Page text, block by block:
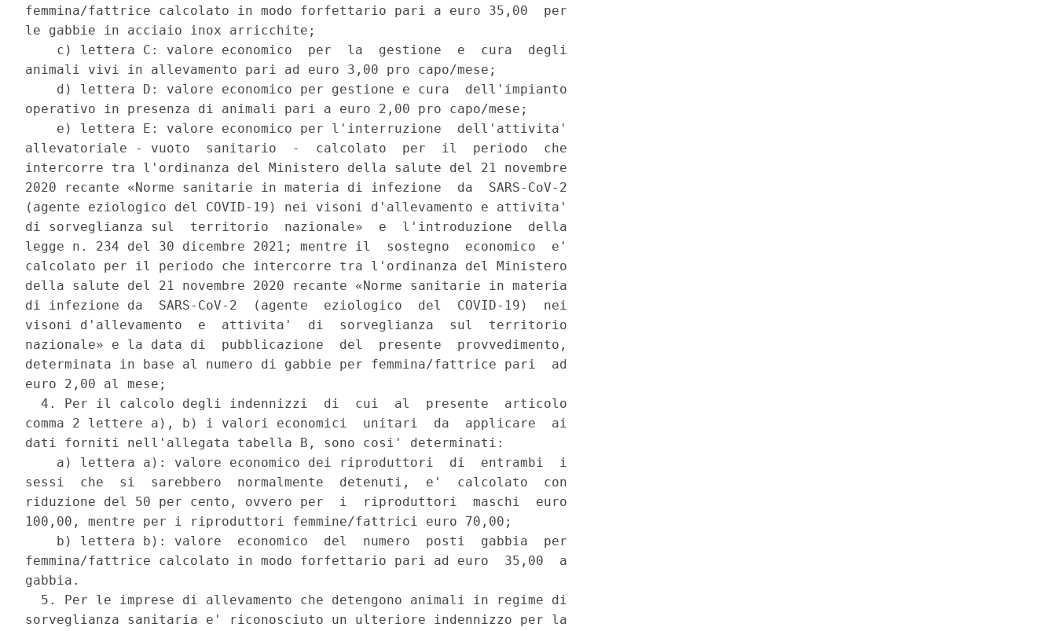
femmina/fattrice calcolato in modo forfettario pari a euro 35,00  per
le gabbie in acciaio inox arricchite;
    c) lettera C: valore economico  per  la  gestione  e  cura  degli
animali vivi in allevamento pari ad euro 3,00 pro capo/mese;
    d) lettera D: valore economico per gestione e cura  dell'impianto
operativo in presenza di animali pari a euro 2,00 pro capo/mese;
    e) lettera E: valore economico per l'interruzione  dell'attivita'
allevatoriale - vuoto  sanitario  -  calcolato  per  il  periodo  che
intercorre tra l'ordinanza del Ministero della salute del 21 novembre
2020 recante «Norme sanitarie in materia di infezione  da  SARS-CoV-2
(agente eziologico del COVID-19) nei visoni d'allevamento e attivita'
di sorveglianza sul  territorio  nazionale»  e  l'introduzione  della
legge n. 234 del 30 dicembre 2021; mentre il  sostegno  economico  e'
calcolato per il periodo che intercorre tra l'ordinanza del Ministero
della salute del 21 novembre 2020 recante «Norme sanitarie in materia
di infezione da  SARS-CoV-2  (agente  eziologico  del  COVID-19)  nei
visoni d'allevamento  e  attivita'  di  sorveglianza  sul  territorio
nazionale» e la data di  pubblicazione  del  presente  provvedimento,
determinata in base al numero di gabbie per femmina/fattrice pari  ad
euro 2,00 al mese;
  4. Per il calcolo degli indennizzi  di  cui  al  presente  articolo
comma 2 lettere a), b) i valori economici  unitari  da  applicare  ai
dati forniti nell'allegata tabella B, sono cosi' determinati:
    a) lettera a): valore economico dei riproduttori  di  entrambi  i
sessi  che  si  sarebbero  normalmente  detenuti,  e'  calcolato  con
riduzione del 50 per cento, ovvero per  i  riproduttori  maschi  euro
100,00, mentre per i riproduttori femmine/fattrici euro 70,00;
    b) lettera b): valore  economico  del  numero  posti  gabbia  per
femmina/fattrice calcolato in modo forfettario pari ad euro  35,00  a
gabbia.
  5. Per le imprese di allevamento che detengono animali in regime di
sorveglianza sanitaria e' riconosciuto un ulteriore indennizzo per la